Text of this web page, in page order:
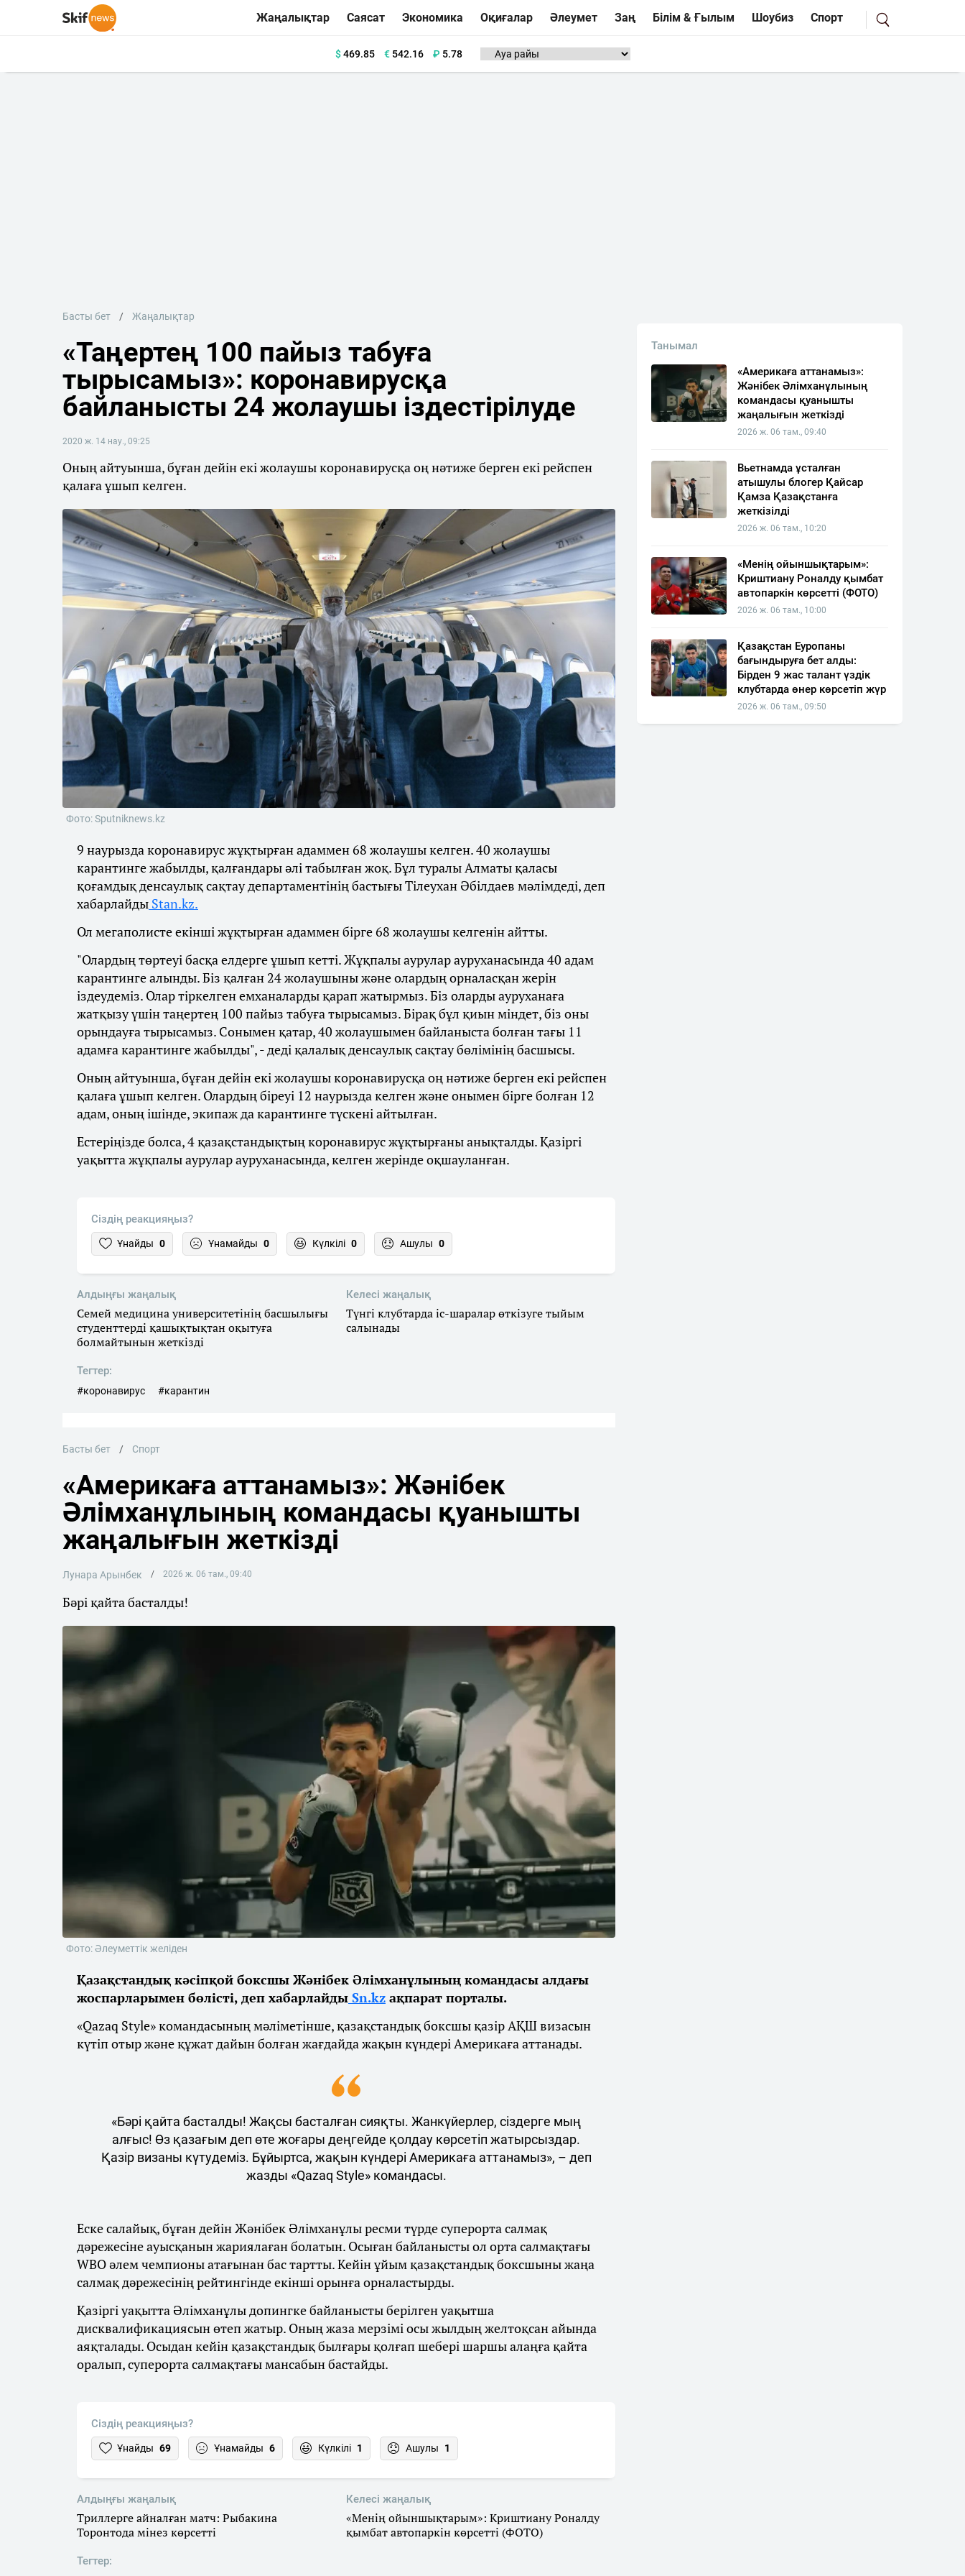
Жаңалықтар Саясат Экономика Оқиғалар Әлеумет Заң Білім & Ғылым Шоубиз Спорт
$469.85 €542.16 ₽ 5.78
Басты бет Жаңалықтар
«Таңертең 100 пайыз табуға
тырысамыз»: коронавирусқа
байланысты 24 жолаушы іздестірілуде
2020 ж. 14 нау., 09:25
Оның айтуынша, бұған дейін екі жолаушы коронавирусқа оң нәтиже берген екі рейспен
қалаға ұшып келген.
Фото: Sputniknews.kz
9 наурызда коронавирус жұқтырған адаммен 68 жолаушы келген. 40 жолаушы
карантинге жабылды, қалғандары әлі табылған жоқ. Бұл туралы Алматы қаласы
қоғамдық денсаулық сақтау департаментінің бастығы Тілеухан Әбілдаев мәлімдеді, деп
хабарлайды Stan.kz.
Ол мегаполисте екінші жұқтырған адаммен бірге 68 жолаушы келгенін айтты.
"Олардың төртеуі басқа елдерге ұшып кетті. Жұқпалы аурулар ауруханасында 40 адам
карантинге алынды. Біз қалған 24 жолаушыны және олардың орналасқан жерін
іздеудеміз. Олар тіркелген емханаларды қарап жатырмыз. Біз оларды ауруханаға
жатқызу үшін таңертең 100 пайыз табуға тырысамыз. Бірақ бұл қиын міндет, біз оны
орындауға тырысамыз. Сонымен қатар, 40 жолаушымен байланыста болған тағы 11
адамға карантинге жабылды", - деді қалалық денсаулық сақтау бөлімінің басшысы.
Оның айтуынша, бұған дейін екі жолаушы коронавирусқа оң нәтиже берген екі рейспен
қалаға ұшып келген. Олардың біреуі 12 наурызда келген және онымен бірге болған 12
адам, оның ішінде, экипаж да карантинге түскені айтылған.
Естеріңізде болса, 4 қазақстандықтың коронавирус жұқтырғаны анықталды. Қазіргі
уақытта жұқпалы аурулар ауруханасында, келген жерінде оқшауланған.
Сіздің реакцияңыз?
Ұнайды 0 Ұнамайды 0 Күлкілі 0 Ашулы 0
Алдыңғы жаңалық
Семей медицина университетінің басшылығы
студенттерді қашықтықтан оқытуға
болмайтынын жеткізді
Келесі жаңалық
Түнгі клубтарда іс-шаралар өткізуге тыйым
салынады
Тегтер:
#коронавирус #карантин
Басты бет Спорт
«Америкаға аттанамыз»: Жәнібек
Әлімханұлының командасы қуанышты
жаңалығын жеткізді
Лунара Арынбек 2026 ж. 06 там., 09:40
Бәрі қайта басталды!
Фото: Әлеуметтік желіден
Қазақстандық кәсіпқой боксшы Жәнібек Әлімханұлының командасы алдағы
жоспарларымен бөлісті, деп хабарлайды Sn.kz ақпарат порталы.
«Qazaq Style» командасының мәліметінше, қазақстандық боксшы қазір АҚШ визасын
күтіп отыр және құжат дайын болған жағдайда жақын күндері Америкаға аттанады.
«Бәрі қайта басталды! Жақсы басталған сияқты. Жанкүйерлер, сіздерге мың
алғыс! Өз қазағым деп өте жоғары деңгейде қолдау көрсетіп жатырсыздар.
Қазір визаны күтудеміз. Бұйыртса, жақын күндері Америкаға аттанамыз», – деп
жазды «Qazaq Style» командасы.
Еске салайық, бұған дейін Жәнібек Әлімханұлы ресми түрде суперорта салмақ
дәрежесіне ауысқанын жариялаған болатын. Осыған байланысты ол орта салмақтағы
WBO әлем чемпионы атағынан бас тартты. Кейін ұйым қазақстандық боксшыны жаңа
салмақ дәрежесінің рейтингінде екінші орынға орналастырды.
Қазіргі уақытта Әлімханұлы допингке байланысты берілген уақытша
дисквалификациясын өтеп жатыр. Оның жаза мерзімі осы жылдың желтоқсан айында
аяқталады. Осыдан кейін қазақстандық былғары қолғап шебері шаршы алаңға қайта
оралып, суперорта салмақтағы мансабын бастайды.
Сіздің реакцияңыз?
Ұнайды 69 Ұнамайды 6 Күлкілі 1 Ашулы 1
Алдыңғы жаңалық
Триллерге айналған матч: Рыбакина
Торонтода мінез көрсетті
Келесі жаңалық
«Менің ойыншықтарым»: Криштиану Роналду
қымбат автопаркін көрсетті (ФОТО)
Тегтер:
Танымал
«Америкаға аттанамыз»:
Жәнібек Әлімханұлының
командасы қуанышты
жаңалығын жеткізді
2026 ж. 06 там., 09:40
Вьетнамда ұсталған
атышулы блогер Қайсар
Қамза Қазақстанға
жеткізілді
2026 ж. 06 там., 10:20
«Менің ойыншықтарым»:
Криштиану Роналду қымбат
автопаркін көрсетті (ФОТО)
2026 ж. 06 там., 10:00
Қазақстан Еуропаны
бағындыруға бет алды:
Бірден 9 жас талант үздік
клубтарда өнер көрсетіп жүр
2026 ж. 06 там., 09:50